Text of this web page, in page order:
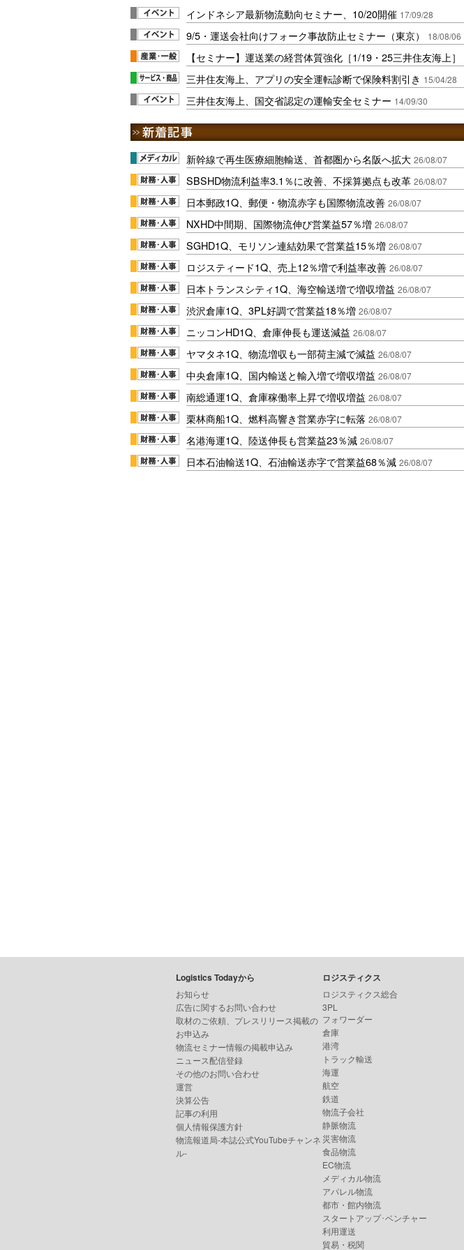
インドネシア最新物流動向セミナー、10/20開催 17/09/28
9/5・運送会社向けフォーク事故防止セミナー（東京） 18/08/06
【セミナー】運送業の経営体質強化［1/19・25三井住友海上］
三井住友海上、アプリの安全運転診断で保険料割引き 15/04/28
三井住友海上、国交省認定の運輸安全セミナー 14/09/30
新幹線で再生医療細胞輸送、首都圏から名阪へ拡大 26/08/07
SBSHD物流利益率3.1％に改善、不採算拠点も改革 26/08/07
日本郵政1Q、郵便・物流赤字も国際物流改善 26/08/07
NXHD中間期、国際物流伸び営業益57％増 26/08/07
SGHD1Q、モリソン連結効果で営業益15％増 26/08/07
ロジスティード1Q、売上12％増で利益率改善 26/08/07
日本トランスシティ1Q、海空輸送増で増収増益 26/08/07
渋沢倉庫1Q、3PL好調で営業益18％増 26/08/07
ニッコンHD1Q、倉庫伸長も運送減益 26/08/07
ヤマタネ1Q、物流増収も一部荷主減で減益 26/08/07
中央倉庫1Q、国内輸送と輸入増で増収増益 26/08/07
南総通運1Q、倉庫稼働率上昇で増収増益 26/08/07
栗林商船1Q、燃料高響き営業赤字に転落 26/08/07
名港海運1Q、陸送伸長も営業益23％減 26/08/07
日本石油輸送1Q、石油輸送赤字で営業益68％減 26/08/07
Logistics Todayから
お知らせ
広告に関するお問い合わせ
取材のご依頼、プレスリリース掲載の
お申込み
物流セミナー情報の掲載申込み
ニュース配信登録
その他のお問い合わせ
運営
決算公告
記事の利用
個人情報保護方針
物流報道局-本誌公式YouTubeチャンネ
ル-
ロジスティクス
ロジスティクス総合
3PL
フォワーダー
倉庫
港湾
トラック輸送
海運
航空
鉄道
物流子会社
静脈物流
災害物流
食品物流
EC物流
メディカル物流
アパレル物流
都市・館内物流
スタートアップ･ベンチャー
利用運送
貿易・税関